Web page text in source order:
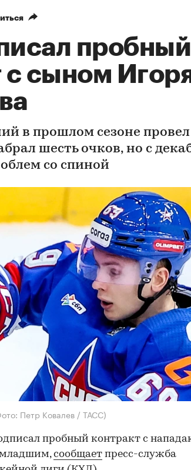
пробный
с сыном
в прошлом сезоне провел
шесть очков, но с
со спиной
Петр Ковалев / ТАСС)
пробный контракт с
сообщает пресс-служба